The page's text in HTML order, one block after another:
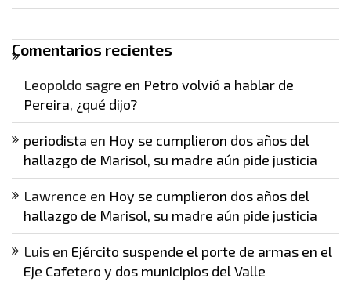
Comentarios recientes
Leopoldo sagre en Petro volvió a hablar de
Pereira, ¿qué dijo?
periodista en Hoy se cumplieron dos años del
hallazgo de Marisol, su madre aún pide justicia
Lawrence en Hoy se cumplieron dos años del
hallazgo de Marisol, su madre aún pide justicia
Luis en Ejército suspende el porte de armas en el
Eje Cafetero y dos municipios del Valle